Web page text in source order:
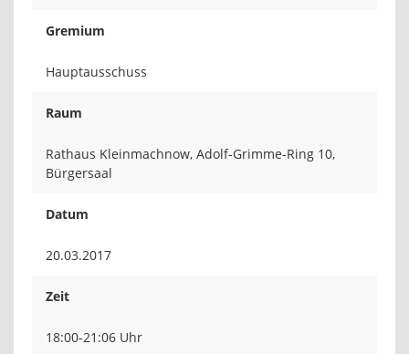
Gremium
Hauptausschuss
Raum
Rathaus Kleinmachnow, Adolf-Grimme-Ring 10,
Bürgersaal
Datum
20.03.2017
Zeit
18:00-21:06 Uhr